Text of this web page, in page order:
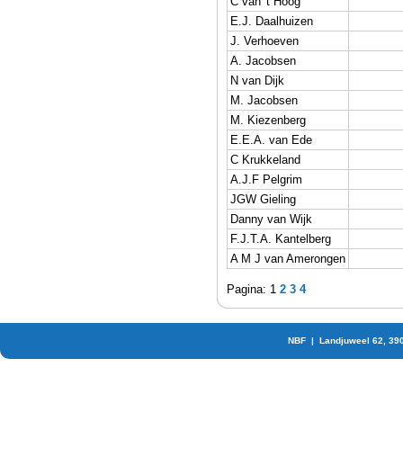
E.J. Daalhuizen
J. Verhoeven
A. Jacobsen
N van Dijk
M. Jacobsen
M. Kiezenberg
E.E.A. van Ede
C Krukkeland
A.J.F Pelgrim
JGW Gieling
Danny van Wijk
F.J.T.A. Kantelberg
A M J van Amerongen
Pagina: 1 2 3 4
NBF | Landjuweel 62,